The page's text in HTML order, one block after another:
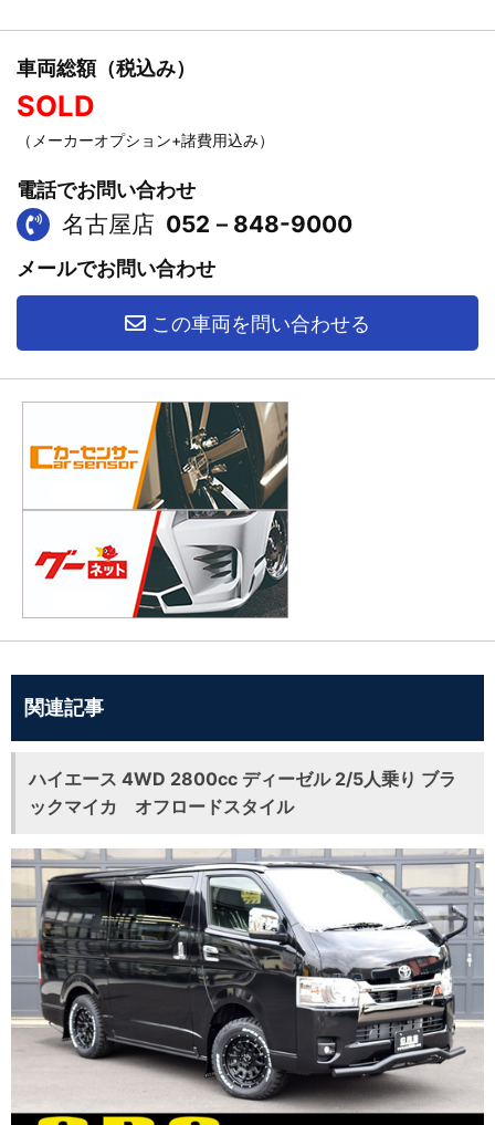
車両総額（税込み）
SOLD
（メーカーオプション+諸費用込み）
電話でお問い合わせ
名古屋店 052－848-9000
メールでお問い合わせ
この車両を問い合わせる
関連記事
ハイエース 4WD 2800cc ディーゼル 2/5人乗り ブラ
ックマイカ オフロードスタイル